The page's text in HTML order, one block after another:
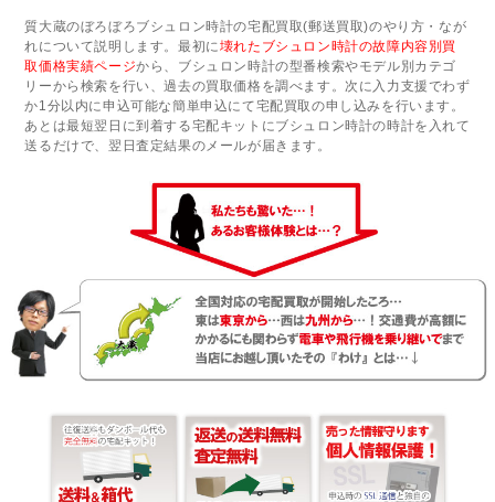
質大蔵のぼろぼろブシュロン時計の宅配買取(郵送買取)のやり方・なが
れについて説明します。最初に壊れたブシュロン時計の故障内容別買
取価格実績ページから、ブシュロン時計の型番検索やモデル別カテゴ
リーから検索を行い、過去の買取価格を調べます。次に入力支援でわず
か1分以内に申込可能な簡単申込にて宅配買取の申し込みを行います。
あとは最短翌日に到着する宅配キットにブシュロン時計の時計を入れて
送るだけで、翌日査定結果のメールが届きます。